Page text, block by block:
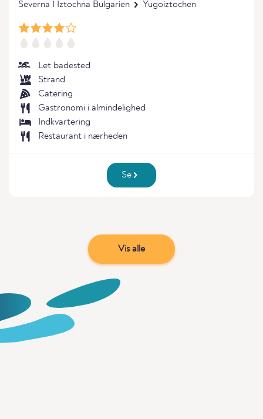
Severna I Iztochna Bulgarien Yugoiztochen
Let badested
Strand
Catering
Gastronomi i almindelighed
Indkvartering
Restaurant i nærheden
Se
Vis alle